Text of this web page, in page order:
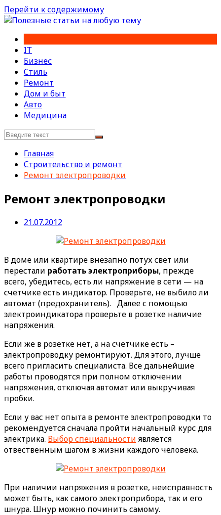
Перейти к содержимому
IT
Бизнес
Стиль
Ремонт
Дом и быт
Авто
Медицина
Главная
Строительство и ремонт
Ремонт электропроводки
Ремонт электропроводки
21.07.2012
В доме или квартире внезапно потух свет или
перестали работать электроприборы, прежде
всего, убедитесь, есть ли напряжение в сети — на
счетчике есть индикатор. Проверьте, не выбило ли
автомат (предохранитель). Далее с помощью
электроиндикатора проверьте в розетке наличие
напряжения.
Если же в розетке нет, а на счетчике есть –
электропроводку ремонтируют. Для этого, лучше
всего пригласить специалиста. Все дальнейшие
работы проводятся при полном отключении
напряжения, отключая автомат или выкручивая
пробки.
Если у вас нет опыта в ремонте электропроводки то
рекомендуется сначала пройти начальный курс для
электрика. Выбор специальности является
отвественным шагом в жизни каждого человека.
При наличии напряжения в розетке, неисправность
может быть, как самого электроприбора, так и его
шнура. Шнур можно починить самому.